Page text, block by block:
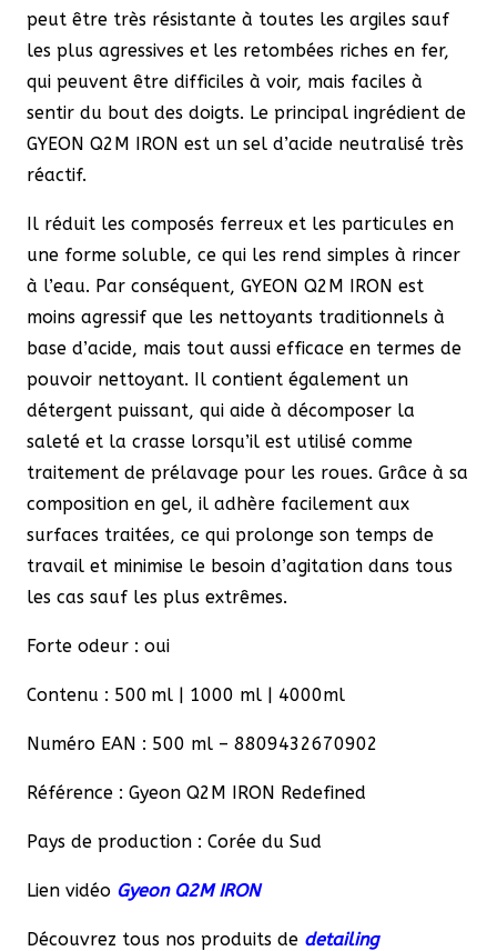
peut être très résistante à toutes les argiles sauf
les plus agressives et les retombées riches en fer,
qui peuvent être difficiles à voir, mais faciles à
sentir du bout des doigts. Le principal ingrédient de
GYEON Q2M IRON est un sel d’acide neutralisé très
réactif.
Il réduit les composés ferreux et les particules en
une forme soluble, ce qui les rend simples à rincer
à l’eau. Par conséquent, GYEON Q2M IRON est
moins agressif que les nettoyants traditionnels à
base d’acide, mais tout aussi efficace en termes de
pouvoir nettoyant. Il contient également un
détergent puissant, qui aide à décomposer la
saleté et la crasse lorsqu’il est utilisé comme
traitement de prélavage pour les roues. Grâce à sa
composition en gel, il adhère facilement aux
surfaces traitées, ce qui prolonge son temps de
travail et minimise le besoin d’agitation dans tous
les cas sauf les plus extrêmes.
Forte odeur : oui
Contenu : 500 ml | 1000 ml | 4000ml
Numéro EAN : 500 ml – 8809432670902
Référence : Gyeon Q2M IRON Redefined
Pays de production : Corée du Sud
Lien vidéo Gyeon Q2M IRON
Découvrez tous nos produits de detailing